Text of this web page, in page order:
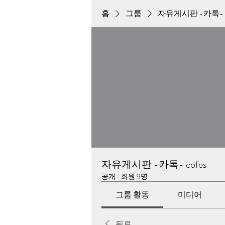
홈 그룹 자유게시판 -카톡-
자유게시판 -카톡- cofes
공개 · 회원 9명
그룹 활동 미디어